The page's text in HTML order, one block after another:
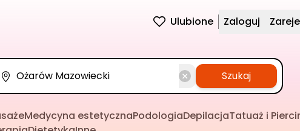
Ulubione Zaloguj
Szukaj
Medycyna estetycznaPodologiaDepilacjaTatuaż i